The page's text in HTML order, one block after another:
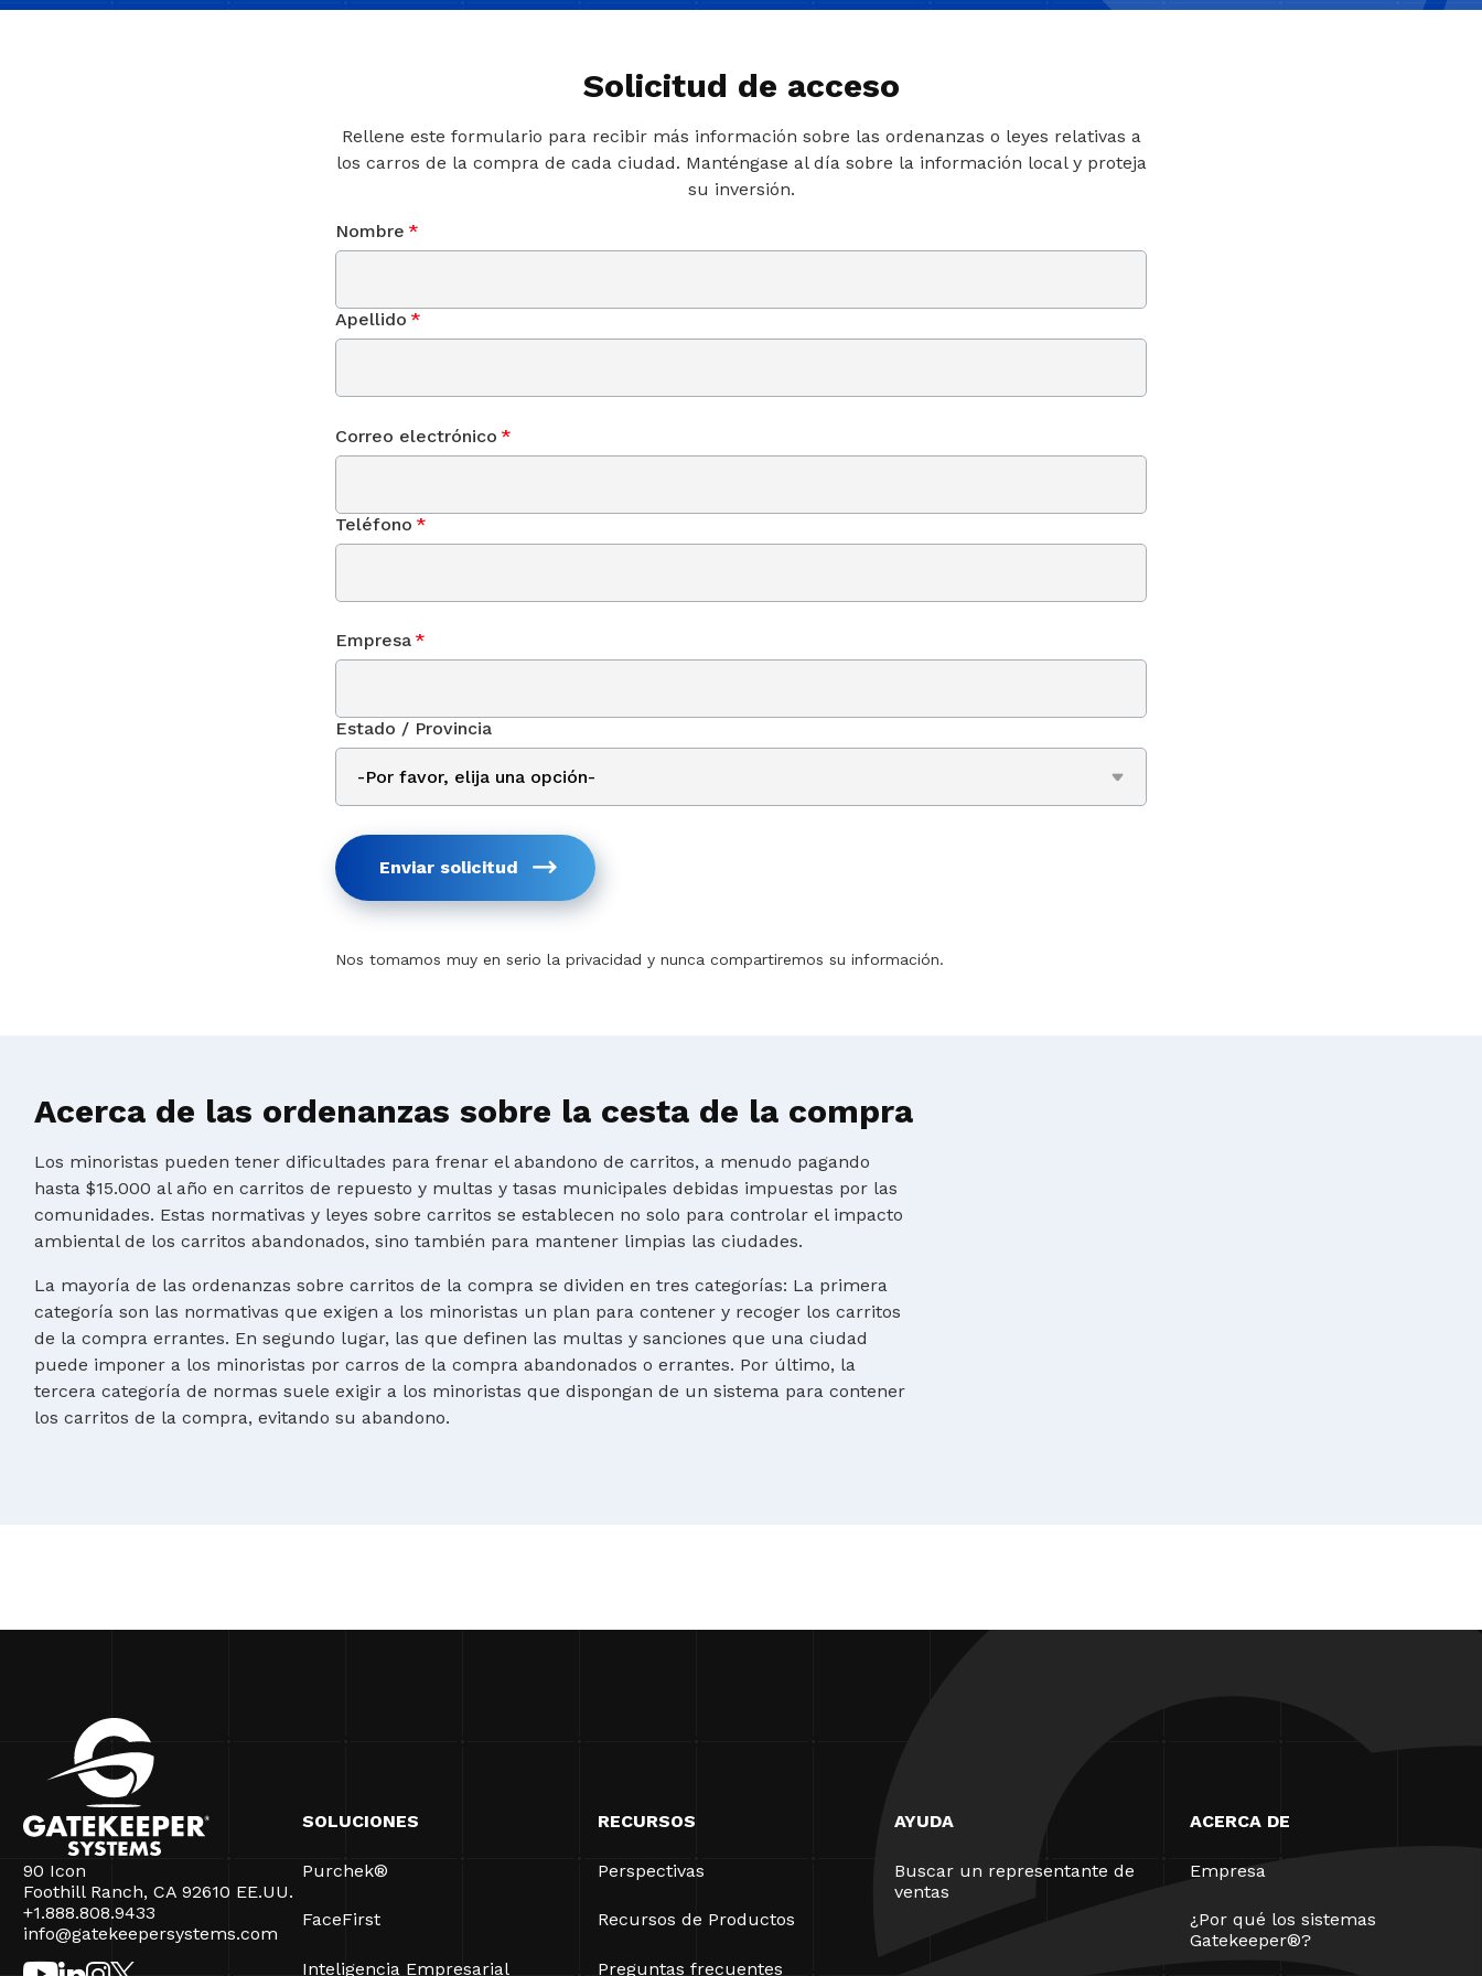
Solicitud de acceso
Rellene este formulario para recibir más información sobre las ordenanzas o leyes relativas a
los carros de la compra de cada ciudad. Manténgase al día sobre la información local y proteja
su inversión.
Nombre *
Apellido *
Correo electrónico *
Teléfono *
Empresa *
Estado / Provincia
Enviar solicitud
Nos tomamos muy en serio la privacidad y nunca compartiremos su información.
Acerca de las ordenanzas sobre la cesta de la compra
Los minoristas pueden tener dificultades para frenar el abandono de carritos, a menudo pagando
hasta $15.000 al año en carritos de repuesto y multas y tasas municipales debidas impuestas por las
comunidades. Estas normativas y leyes sobre carritos se establecen no solo para controlar el impacto
ambiental de los carritos abandonados, sino también para mantener limpias las ciudades.
La mayoría de las ordenanzas sobre carritos de la compra se dividen en tres categorías: La primera
categoría son las normativas que exigen a los minoristas un plan para contener y recoger los carritos
de la compra errantes. En segundo lugar, las que definen las multas y sanciones que una ciudad
puede imponer a los minoristas por carros de la compra abandonados o errantes. Por último, la
tercera categoría de normas suele exigir a los minoristas que dispongan de un sistema para contener
los carritos de la compra, evitando su abandono.
90 Icon
Foothill Ranch, CA 92610 EE.UU.
+1.888.808.9433
info@gatekeepersystems.com
SOLUCIONES
Purchek®
FaceFirst
Inteligencia Empresarial
RECURSOS
Perspectivas
Recursos de Productos
Preguntas frecuentes
AYUDA
Buscar un representante de
ventas
ACERCA DE
Empresa
¿Por qué los sistemas
Gatekeeper®?